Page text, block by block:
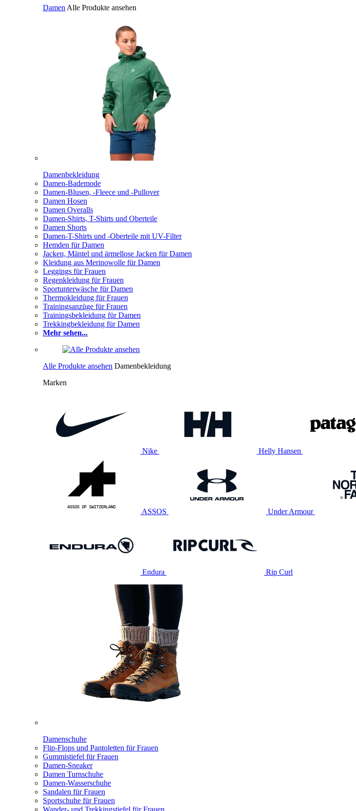
Damen Alle Produkte ansehen
Damenbekleidung
Damen-Bademode
Damen-Blusen, -Fleece und -Pullover
Damen Hosen
Damen Overalls
Damen-Shirts, T-Shirts und Oberteile
Damen Shorts
Damen-T-Shirts und -Oberteile mit UV-Filter
Hemden für Damen
Jacken, Mäntel und ärmellose Jacken für Damen
Kleidung aus Merinowolle für Damen
Leggings für Frauen
Regenkleidung für Frauen
Sportunterwäsche für Damen
Thermokleidung für Frauen
Trainingsanzüge für Frauen
Trainingsbekleidung für Damen
Trekkingbekleidung für Damen
Mehr sehen...
Alle Produkte ansehen Damenbekleidung
Marken
Nike Helly Hansen
ASSOS Under Armour
Endura Rip Curl
Damenschuhe
Flip-Flops und Pantoletten für Frauen
Gummistiefel für Frauen
Damen-Sneaker
Damen Turnschuhe
Damen-Wasserschuhe
Sandalen für Frauen
Sportschuhe für Frauen
Wander- und Trekkingstiefel für Frauen